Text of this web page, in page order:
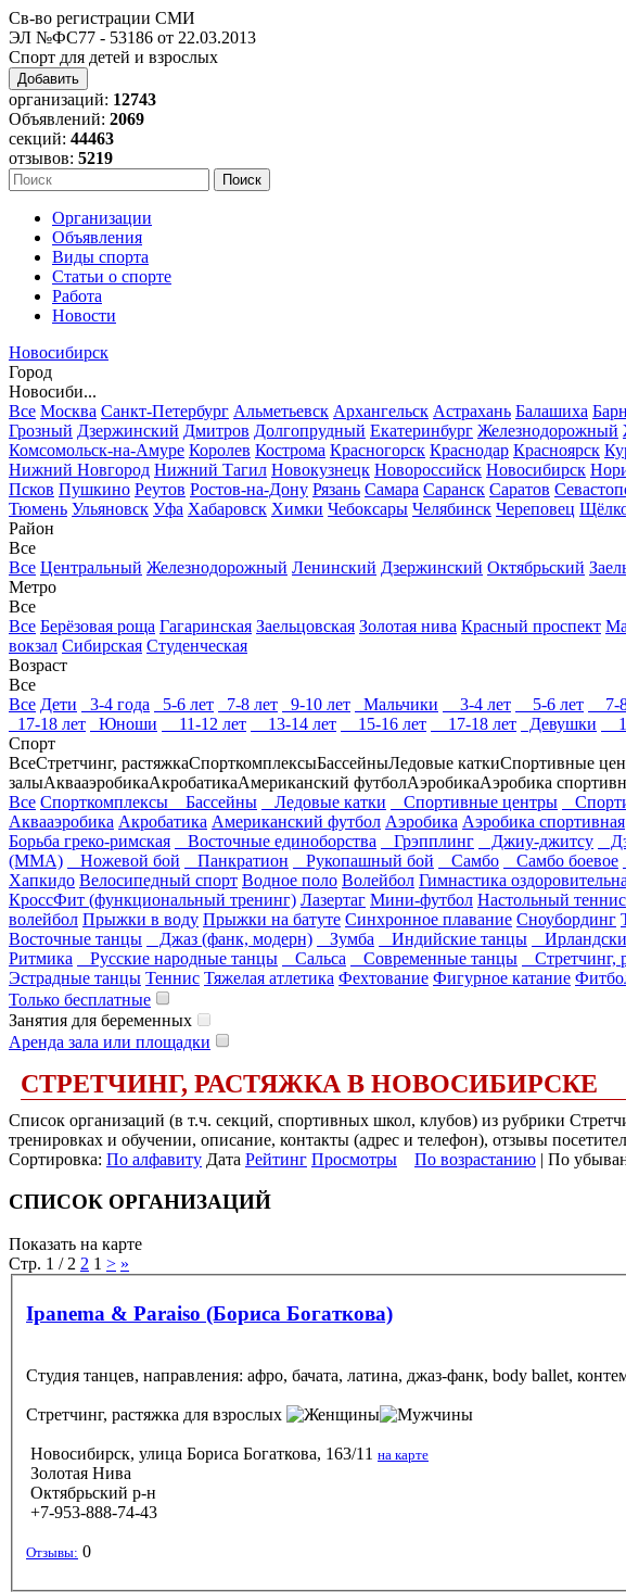
Св-во регистрации СМИ
ЭЛ №ФС77 - 53186 от 22.03.2013
Спорт для детей и взрослых
Добавить
организаций: 12743
Объявлений: 2069
секций: 44463
отзывов: 5219
Организации
Объявления
Виды спорта
Статьи о спорте
Работа
Новости
Новосибирск
Город
Новосиби...
Все Москва Санкт-Петербург Альметьевск Архангельск Астрахань Балашиха
Грозный Дзержинский Дмитров Долгопрудный Екатеринбург Железнодорожный
Комсомольск-на-Амуре Королев Кострома Красногорск Краснодар Красноярск
Нижний Новгород Нижний Тагил Новокузнецк Новороссийск Новосибирск
Псков Пушкино Реутов Ростов-на-Дону Рязань Самара Саранск Саратов
Тюмень Ульяновск Уфа Хабаровск Химки Чебоксары Челябинск Череповец
Район
Все
Все Центральный Железнодорожный Ленинский Дзержинский Октябрьский
Метро
Все
Все Берёзовая роща Гагаринская Заельцовская Золотая нива Красный проспект
вокзал Сибирская Студенческая
Возраст
Все
Все Дети 3-4 года 5-6 лет 7-8 лет 9-10 лет Мальчики 3-4 лет 5-6 лет 7-8
17-18 лет
Юноши 11-12 лет 13-14 лет 15-16 лет 17-18 лет Девушки
Спорт
ВсеСтретчинг, растяжкаСпорткомплексыБассейныЛедовые каткиСпортивные
залыАквааэробикаАкробатикаАмериканский футболАэробикаАэробика
Все Спорткомплексы Бассейны Ледовые катки Спортивные центры
Аквааэробика Акробатика Американский футбол Аэробика Аэробика спортивная
Борьба греко-римская
Восточные единоборства Грэпплинг Джиу-джитсу
(ММА)
Ножевой бой Панкратион Рукопашный бой Самбо Самбо боевое
Хапкидо Велосипедный спорт Водное поло Волейбол Гимнастика
КроссФит (функциональный тренинг) Лазертаг Мини-футбол Настольный теннис
волейбол Прыжки в воду Прыжки на батуте Синхронное плавание Сноубординг
Восточные танцы
Джаз (фанк, модерн) Зумба Индийские танцы
Ритмика
Русские народные танцы Сальса Современные танцы Стретчинг,
Эстрадные танцы Теннис Тяжелая атлетика Фехтование Фигурное катание
Только бесплатные
Занятия для беременных
Аренда зала или площадки
СТРЕТЧИНГ, РАСТЯЖКА В НОВОСИБИРСКЕ
Список организаций (в т.ч. секций, спортивных школ, клубов) из рубрики
тренировках и обучении, описание, контакты (адрес и телефон), отзывы
Сортировка: По алфавиту Дата Рейтинг Просмотры По возрастанию | По
СПИСОК ОРГАНИЗАЦИЙ
Показать на карте
Стр. 1 / 2 2 1 > »
Ipanema & Paraiso (Бориса Богаткова)
Cтудия танцев, направления: афро, бачата, латина, джаз-фанк, body ballet,
Стретчинг, растяжка для взрослых
Новосибирск, улица Бориса Богаткова, 163/11 на карте
Золотая Нива
Октябрьский р-н
+7-953-888-74-43
Отзывы: 0